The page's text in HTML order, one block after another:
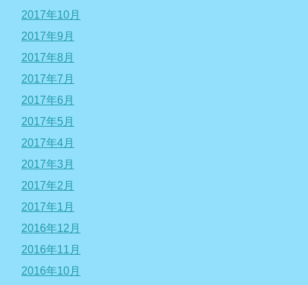
2017年10月
2017年9月
2017年8月
2017年7月
2017年6月
2017年5月
2017年4月
2017年3月
2017年2月
2017年1月
2016年12月
2016年11月
2016年10月